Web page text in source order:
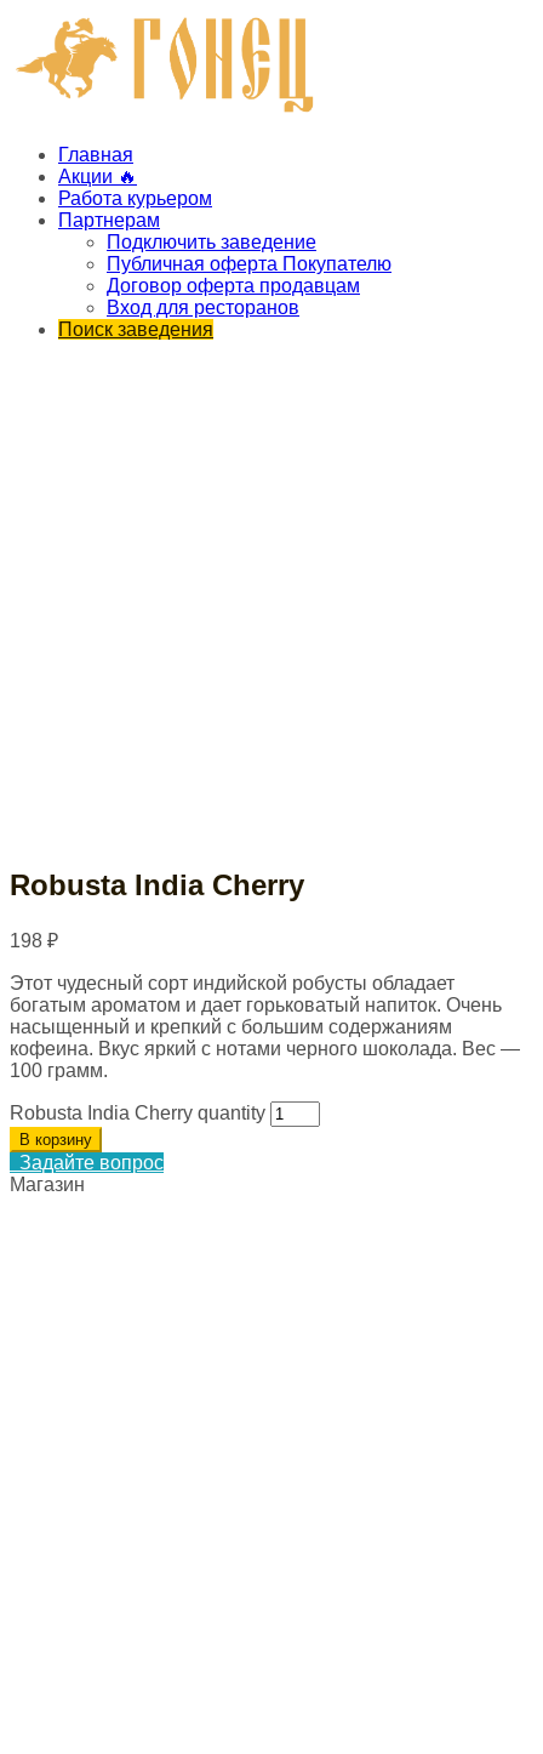
Главная
Акции 🔥
Работа курьером
Партнерам
Подключить заведение
Публичная оферта Покупателю
Договор оферта продавцам
Вход для ресторанов
Поиск заведения
Robusta India Cherry
198 ₽
Этот чудесный сорт индийской робусты обладает
богатым ароматом и дает горьковатый напиток. Очень
насыщенный и крепкий с большим содержаниям
кофеина. Вкус яркий с нотами черного шоколада. Вес —
100 грамм.
Robusta India Cherry quantity
В корзину
Задайте вопрос
Магазин